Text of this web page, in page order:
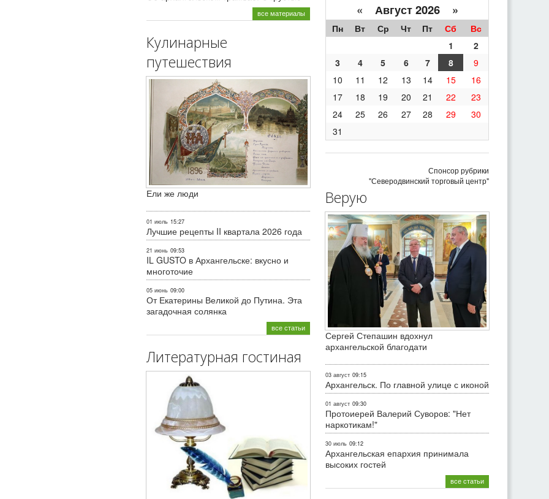
все материалы
Кулинарные
путешествия
Ели же люди
01 июль 15:27
Лучшие рецепты II квартала 2026 года
21 июнь 09:53
IL GUSTO в Архангельске: вкусно и
многоточие
05 июнь 09:00
От Екатерины Великой до Путина. Эта
загадочная солянка
все статьи
Литературная гостиная
« Август 2026 »
Пн Вт Ср Чт Пт Сб
Вс
1
2
3
4 5 6 7 8
9
10
11 12 13 14 15
16
17
18 19 20 21 22
23
24
25 26 27 28 29
30
31
Спонсор рубрики
"Северодвинский торговый центр"
Верую
Сергей Степашин вдохнул
архангельской благодати
03 август 09:15
Архангельск. По главной улице с иконой
01 август 09:30
Протоиерей Валерий Суворов: "Нет
наркотикам!"
30 июль 09:12
Архангельская епархия принимала
высоких гостей
все статьи